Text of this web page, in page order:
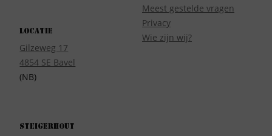
Locatie
Gilzeweg 17
4854 SE Bavel
(NB)
Meest gestelde vragen
Privacy
Wie zijn wij?
Steigerhout